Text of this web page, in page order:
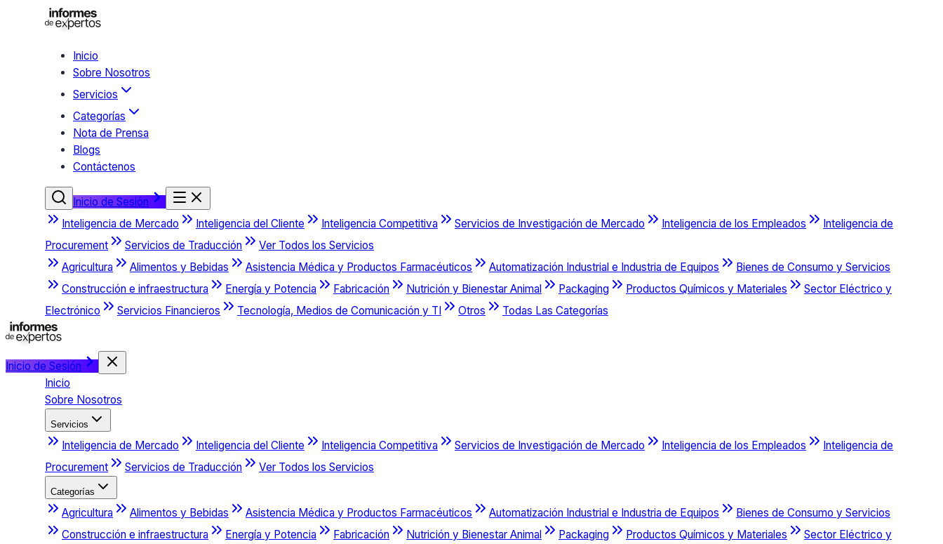
Inicio
Sobre Nosotros
Servicios
Categorías
Nota de Prensa
Blogs
Contáctenos
Inicio de Sesión
Inteligencia de Mercado
Inteligencia del Cliente Inteligencia Competitiva Servicios de Investigación de Mercado Inteligencia de los Empleados
Inteligencia de
Procurement
Servicios de Traducción
Ver Todos los Servicios
Agricultura
Alimentos y Bebidas Asistencia Médica y Productos Farmacéuticos Automatización Industrial e Industria de Equipos
Bienes de Consumo y Servicios
Construcción e infraestructura
Energía y Potencia Fabricación Nutrición y Bienestar Animal Packaging Productos Químicos y Materiales
Sector Eléctrico y
Electrónico
Servicios Financieros Tecnología, Medios de Comunicación y TI Otros Todas Las Categorías
Inicio de Sesión
Inicio
Sobre Nosotros
Servicios
Inteligencia de Mercado Inteligencia del Cliente Inteligencia Competitiva Servicios de Investigación de Mercado Inteligencia de los Empleados
Inteligencia de
Procurement
Servicios de Traducción Ver Todos los Servicios
Categorías
Agricultura Alimentos y Bebidas Asistencia Médica y Productos Farmacéuticos Automatización Industrial e Industria de Equipos
Bienes de Consumo y Servicios
Construcción e infraestructura
Energía y Potencia Fabricación Nutrición y Bienestar Animal Packaging Productos Químicos y Materiales
Sector Eléctrico y